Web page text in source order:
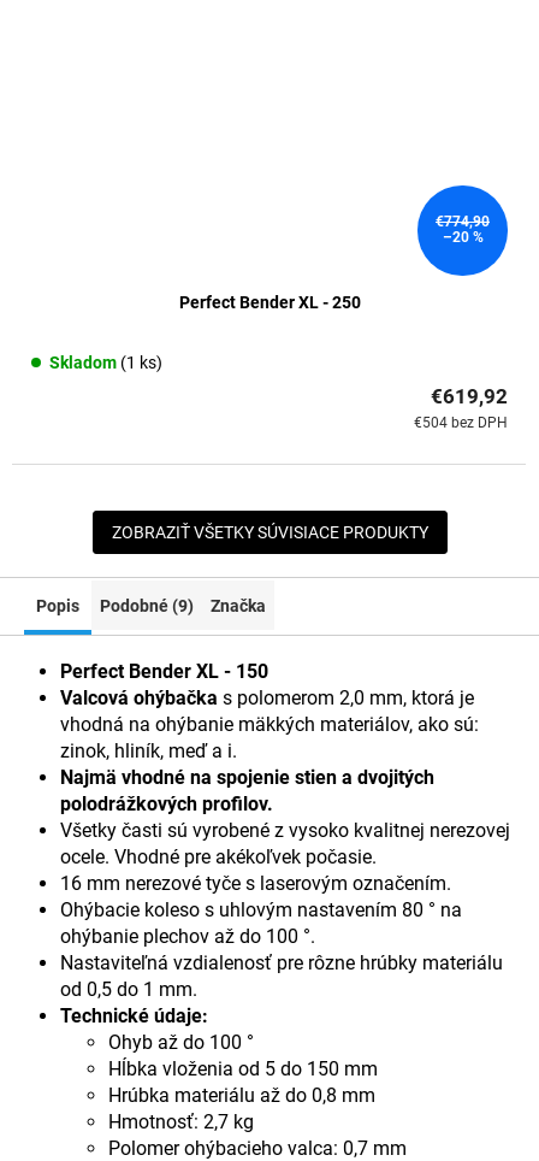
€774,90
–20 %
Perfect Bender XL - 250
Skladom (1 ks)
€504 bez DPH
€619,92
ZOBRAZIŤ VŠETKY SÚVISIACE PRODUKTY
Popis Podobné (9) Značka
Perfect Bender XL - 150
Valcová ohýbačka s polomerom 2,0 mm, ktorá je
vhodná na ohýbanie mäkkých materiálov, ako sú:
zinok, hliník, meď a i.
Najmä vhodné na spojenie stien a dvojitých
polodrážkových profilov.
Všetky časti sú vyrobené z vysoko kvalitnej nerezovej
ocele. Vhodné pre akékoľvek počasie.
16 mm nerezové tyče s laserovým označením.
Ohýbacie koleso s uhlovým nastavením 80 ° na
ohýbanie plechov až do 100 °.
Nastaviteľná vzdialenosť pre rôzne hrúbky materiálu
od 0,5 do 1 mm.
Technické údaje:
Ohyb až do 100 °
Hĺbka vloženia od 5 do 150 mm
Hrúbka materiálu až do 0,8 mm
Hmotnosť: 2,7 kg
Polomer ohýbacieho valca: 0,7 mm